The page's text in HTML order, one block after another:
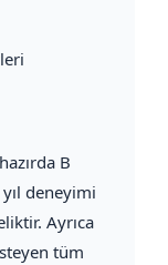
B
yıl deneyimi
Ayrıca
tüm